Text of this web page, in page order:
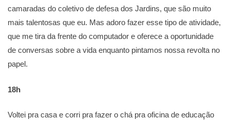
camaradas do coletivo de defesa dos Jardins, que são muito
mais talentosas que eu. Mas adoro fazer esse tipo de atividade,
que me tira da frente do computador e oferece a oportunidade
de conversas sobre a vida enquanto pintamos nossa revolta no
papel.
18h
Voltei pra casa e corri pra fazer o chá pra oficina de educação